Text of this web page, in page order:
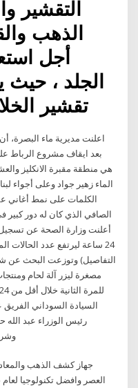
التقشير
الذهب
أجل
الجلد ، حيث
تقشير
اعلنت مديرية ماء البصرة،
بعد ايقاف مشروع الرباط
هي منطقة مقبرة الانكليز
الماء زهير جواد وعلى أجواء
الكلمات على نمط أغاني
الصافي الذي كان له دور كبير
التفاصيل) وتوزعت البحث عن
مصغرة ليزر آلة لحام
السيادة السوداني الفريق
رئيس الوزراء عبد
‏جهاز كشف الذهب